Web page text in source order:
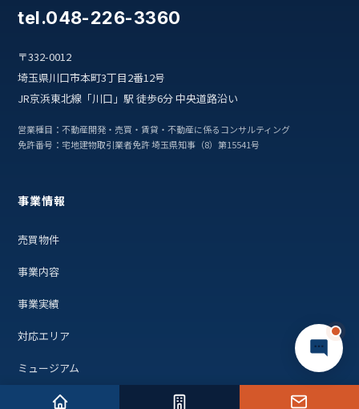
tel.048-226-3360
〒332-0012
埼玉県川口市本町3丁目2番12号
JR京浜東北線「川口」駅 徒歩6分 中央道路沿い
営業種目：不動産開発・売買・賃貸・不動産に係るコンサルティング
免許番号：宅地建物取引業者免許 埼玉県知事（8）第15541号
事業情報
売買物件
事業内容
事業実績
対応エリア
ミュージアム